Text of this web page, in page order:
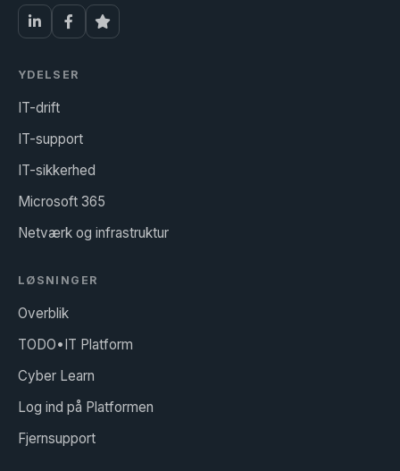
YDELSER
IT-drift
IT-support
IT-sikkerhed
Microsoft 365
Netværk og infrastruktur
LØSNINGER
Overblik
TODO•IT Platform
Cyber Learn
Log ind på Platformen
Fjernsupport